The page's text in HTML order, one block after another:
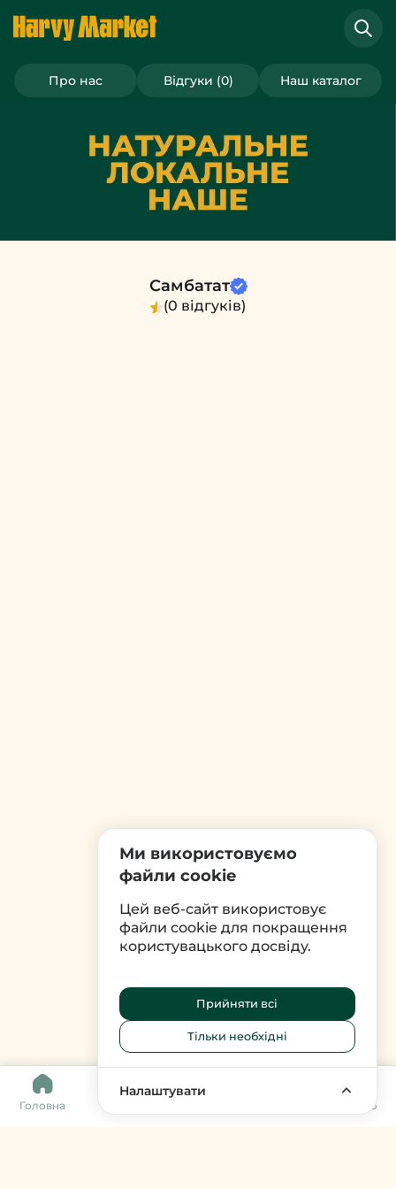
Головна Меню
Про нас Відгуки (0) Наш каталог
Самбатат
(0 відгуків)
Ми використовуємо
файли cookie
Цей веб-сайт використовує
файли cookie для покращення
користувацького досвіду.
Прийняти всі
Тільки необхідні
Налаштувати